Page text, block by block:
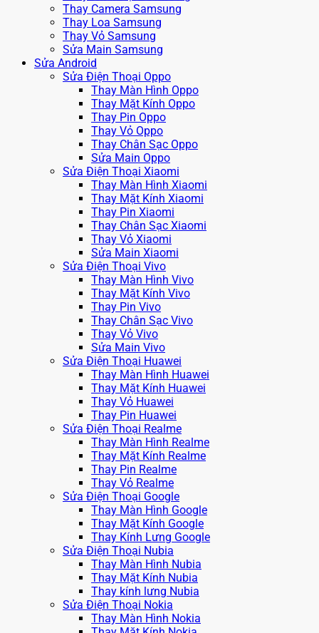
Thay Camera Samsung
Thay Loa Samsung
Thay Vỏ Samsung
Sửa Main Samsung
Sửa Android
Sửa Điện Thoại Oppo
Thay Màn Hình Oppo
Thay Mặt Kính Oppo
Thay Pin Oppo
Thay Vỏ Oppo
Thay Chân Sạc Oppo
Sửa Main Oppo
Sửa Điện Thoại Xiaomi
Thay Màn Hình Xiaomi
Thay Mặt Kính Xiaomi
Thay Pin Xiaomi
Thay Chân Sạc Xiaomi
Thay Vỏ Xiaomi
Sửa Main Xiaomi
Sửa Điện Thoại Vivo
Thay Màn Hình Vivo
Thay Mặt Kính Vivo
Thay Pin Vivo
Thay Chân Sạc Vivo
Thay Vỏ Vivo
Sửa Main Vivo
Sửa Điện Thoại Huawei
Thay Màn Hình Huawei
Thay Mặt Kính Huawei
Thay Vỏ Huawei
Thay Pin Huawei
Sửa Điện Thoại Realme
Thay Màn Hình Realme
Thay Mặt Kính Realme
Thay Pin Realme
Thay Vỏ Realme
Sửa Điện Thoại Google
Thay Màn Hình Google
Thay Mặt Kính Google
Thay Kính Lưng Google
Sửa Điện Thoại Nubia
Thay Màn Hình Nubia
Thay Mặt Kính Nubia
Thay kính lưng Nubia
Sửa Điện Thoại Nokia
Thay Màn Hình Nokia